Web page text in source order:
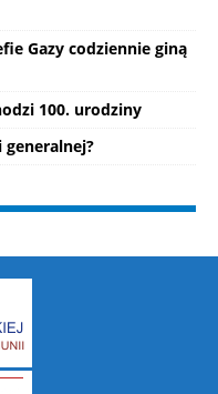
Gazy codziennie giną
100. urodziny
generalnej?